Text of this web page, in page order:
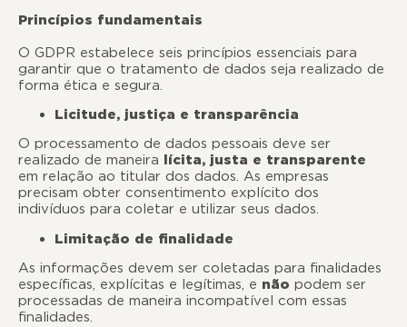
Princípios fundamentais
O GDPR estabelece seis princípios essenciais para
garantir que o tratamento de dados seja realizado de
forma ética e segura.
Licitude, justiça e transparência
O processamento de dados pessoais deve ser
realizado de maneira
lícita, justa e transparente
em relação ao titular dos dados. As empresas
precisam obter consentimento explícito dos
indivíduos para coletar e utilizar seus dados.
Limitação de finalidade
As informações devem ser coletadas para finalidades
específicas, explícitas e legítimas, e não podem ser
processadas de maneira incompatível com essas
finalidades.